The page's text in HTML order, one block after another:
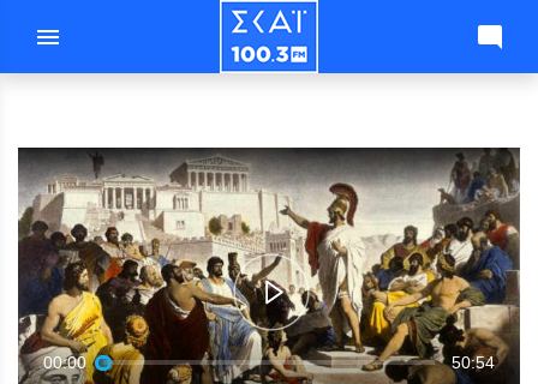
menu mode_comment
00:00 50:54